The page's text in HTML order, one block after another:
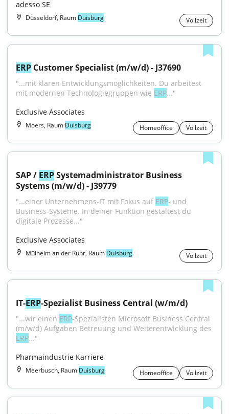
adesso SE
Düsseldorf, Raum Duisburg Vollzeit
ERP Customer Specialist (m/w/d) - J37690
"...mit klaren Entwicklungsmöglichkeiten. Du arbeitest
mit modernen Technologiegruppen wie ERP..."
Exclusive Associates
Moers, Raum Duisburg Homeoffice Vollzeit
SAP / ERP Systemadministrator Business
Systems (m/w/d) - J39779
"...einer Unternehmens-IT mit Fokus auf ERP- und
Business-Systeme. In deiner Funktion gestaltest du
digitale Prozesse..."
Exclusive Associates
Mülheim an der Ruhr, Raum Duisburg Vollzeit
IT-ERP-Spezialist Business Central (w/m/d)
"...wir einen ERP-Spezialisten Microsoft Business Central
ERP..."
Pharmaindustrie Karriere
Meerbusch, Raum Duisburg Homeoffice Vollzeit